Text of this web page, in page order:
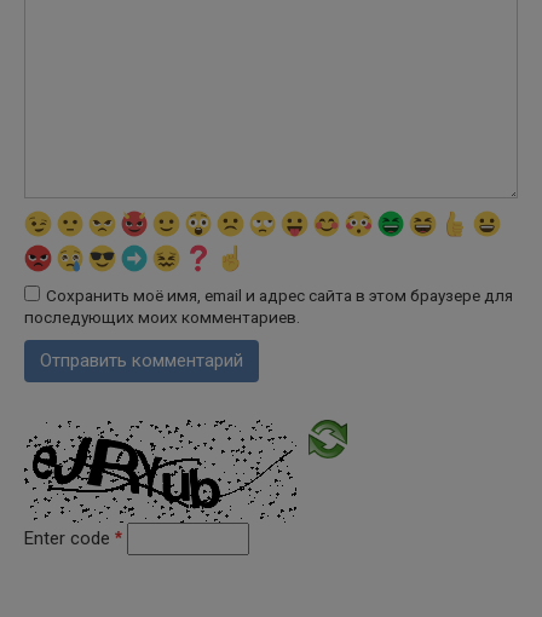
Сохранить моё имя, email и адрес сайта в этом браузере для
последующих моих комментариев.
Enter code *